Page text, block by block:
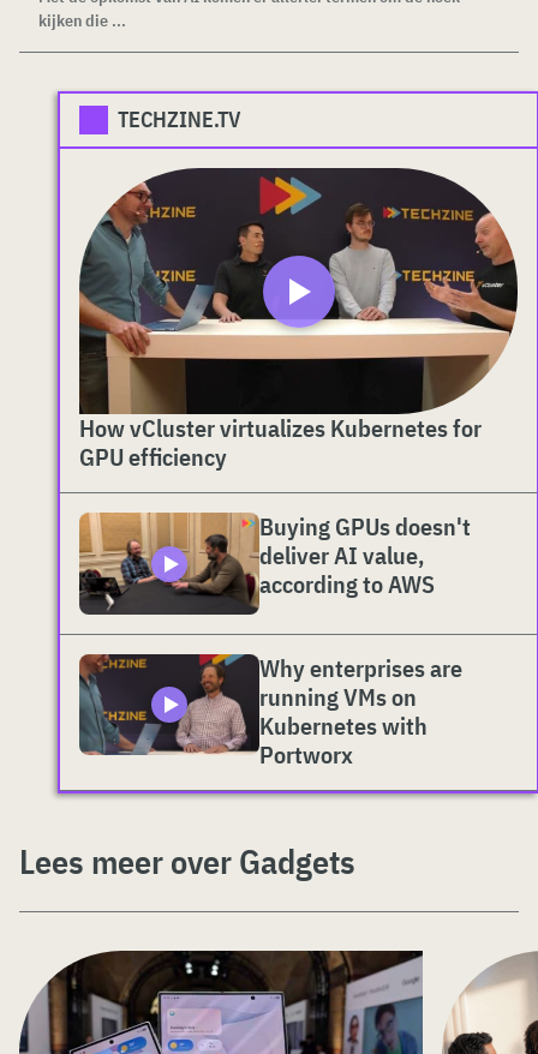
kijken die ...
TECHZINE.TV
How vCluster virtualizes Kubernetes for
GPU efficiency
Buying GPUs doesn't
deliver AI value,
according to AWS
Why enterprises are
running VMs on
Kubernetes with
Portworx
Lees meer over Gadgets